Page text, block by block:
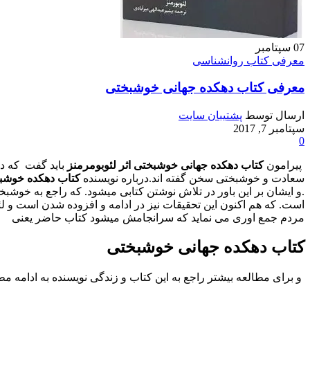
07 سپتامبر
معرفی کتاب روانشناسی
معرفی کتاب دهکده جهانی خوشبختی
ارسال توسط پشتیبان سایت
سپتامبر 7, 2017
0
پیرامونکتاب دهکده جهانی خوشبختی اثر لئوبومرمنز باید گفت که
سعادت و خوشبختی سخن گفته اند.درباره نویسندهکتاب دهکده
.و ایشان بر این باور در تلاش نوشتن کتابی میشود. که راجع به
است. که هم اکنون این تحقیقات نیز در ادامه و افزوده شدن است
مردم جمع اوری می نماید که سرانجامش میشود کتاب حاضر یعنی
کتاب دهکده جهانی خوشبختی
و برای مطالعه بیشتر راجع به این کتاب و زندگی نویسنده به ادامه